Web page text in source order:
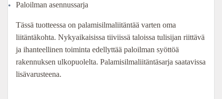
Paloilman asennussarja
Tässä tuotteessa on palamisilmaliitäntää varten oma
liitäntäkohta. Nykyaikaisissa tiiviissä taloissa tulisijan riittävä
ja ihanteellinen toiminta edellyttää paloilman syöttöä
rakennuksen ulkopuolelta. Palamisilmaliitäntäsarja saatavissa
lisävarusteena.